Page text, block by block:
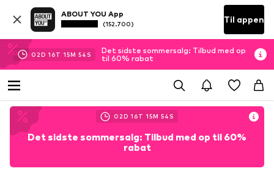
ABOUT YOU App
(152.700) Til appen
02D 16T 15M 52 S
Det sidste sommersalg: Tilbud med op
til 60% rabat
02D 16T 15M 52 S
Det sidste sommersalg: Tilbud med op til 60%
rabat